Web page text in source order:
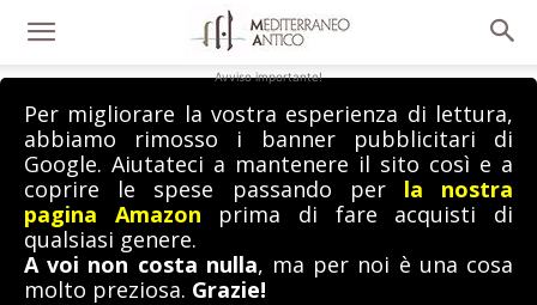
Avviso importante!
Per migliorare la vostra esperienza di lettura,
abbiamo rimosso i banner pubblicitari di
Google. Aiutateci a mantenere il sito così e a
coprire le spese passando per la nostra
pagina Amazon prima di fare acquisti di
qualsiasi genere.
A voi non costa nulla, ma per noi è una cosa
molto preziosa. Grazie!